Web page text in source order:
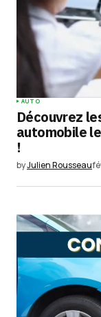
AUTO
Découvrez
automobile
!
byJulien Rousseau